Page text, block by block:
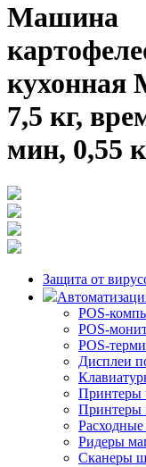
Машина
кухонная
7,5 кг,
мин, 0,55
Защита от
POS-
POS-
POS-
Дисплеи
Принтеры
Принтеры
Ридеры
Сканеры